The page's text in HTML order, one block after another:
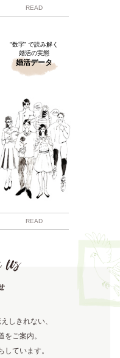
READ
"数字” で読み解く
婚活の実態
婚活データ
READ
しきれない、
をご案内。
しています。